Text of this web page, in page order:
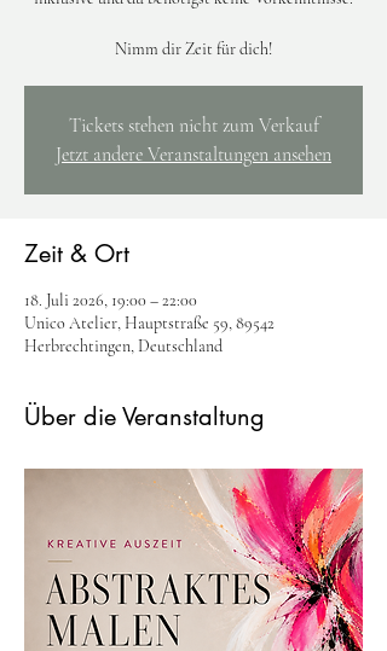
Nimm dir Zeit für dich!
Tickets stehen nicht zum Verkauf
Jetzt andere Veranstaltungen ansehen
Zeit & Ort
18. Juli 2026, 19:00 – 22:00
Unico Atelier, Hauptstraße 59, 89542
Herbrechtingen, Deutschland
Über die Veranstaltung